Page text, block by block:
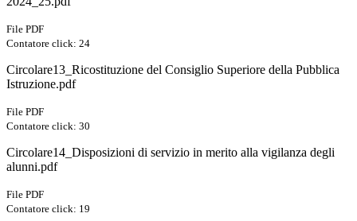
File PDF
Contatore click: 24
Circolare13_Ricostituzione del Consiglio Superiore della Pubblica
Istruzione.pdf
File PDF
Contatore click: 30
Circolare14_Disposizioni di servizio in merito alla vigilanza degli
alunni.pdf
File PDF
Contatore click: 19